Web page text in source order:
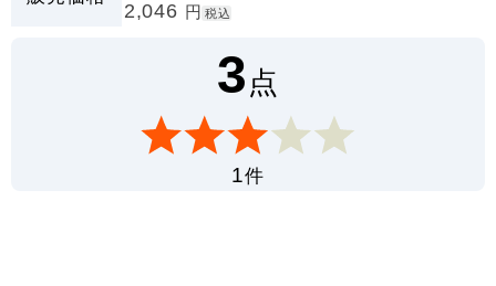
2,046 円 税込
3点
1件